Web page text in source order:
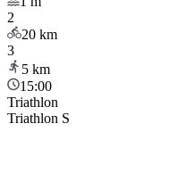
2
20 km
3
5 km
15:00
Triathlon
Triathlon S